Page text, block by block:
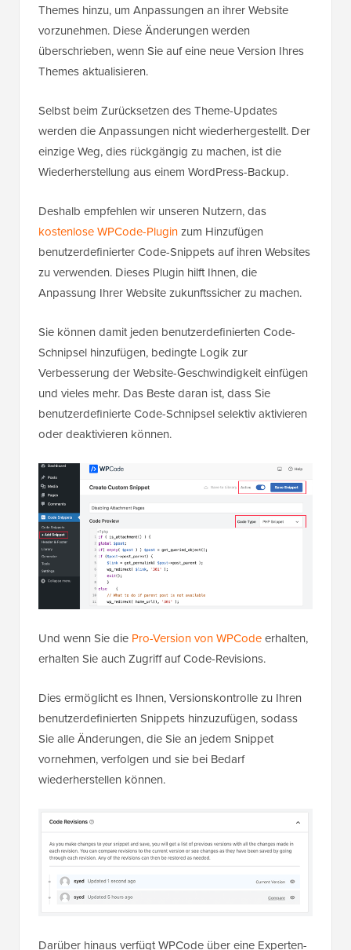
Themes hinzu, um Anpassungen an ihrer Website
vorzunehmen. Diese Änderungen werden
überschrieben, wenn Sie auf eine neue Version Ihres
Themes aktualisieren.
Selbst beim Zurücksetzen des Theme-Updates
werden die Anpassungen nicht wiederhergestellt. Der
einzige Weg, dies rückgängig zu machen, ist die
Wiederherstellung aus einem WordPress-Backup.
Deshalb empfehlen wir unseren Nutzern, das
kostenlose WPCode-Pluginzum Hinzufügen
benutzerdefinierter Code-Snippets auf ihren Websites
zu verwenden. Dieses Plugin hilft Ihnen, die
Anpassung Ihrer Website zukunftssicher zu machen.
Sie können damit jeden benutzerdefinierten Code-
Schnipsel hinzufügen, bedingte Logik zur
Verbesserung der Website-Geschwindigkeit einfügen
und vieles mehr. Das Beste daran ist, dass Sie
benutzerdefinierte Code-Schnipsel selektiv aktivieren
oder deaktivieren können.
Und wenn Sie die Pro-Version von WPCodeerhalten,
erhalten Sie auch Zugriff auf Code-Revisions.
Dies ermöglicht es Ihnen, Versionskontrolle zu Ihren
benutzerdefinierten Snippets hinzuzufügen, sodass
Sie alle Änderungen, die Sie an jedem Snippet
vornehmen, verfolgen und sie bei Bedarf
wiederherstellen können.
Darüber hinaus verfügt WPCode über eine Experten-